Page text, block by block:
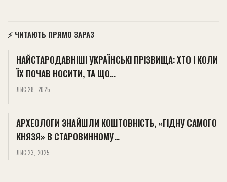
⚡ ЧИТАЮТЬ ПРЯМО ЗАРАЗ
НАЙСТАРОДАВНІШІ УКРАЇНСЬКІ ПРІЗВИЩА: ХТО І КОЛИ
ЇХ ПОЧАВ НОСИТИ, ТА ЩО…
ЛИС 28, 2025
АРХЕОЛОГИ ЗНАЙШЛИ КОШТОВНІСТЬ, «ГІДНУ САМОГО
КНЯЗЯ» В СТАРОВИННОМУ…
ЛИС 23, 2025